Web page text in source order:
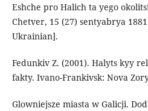
Eshche pro Halich ta yego
Chetver, 15 (27) sentyabrya
Ukrainian].
Fedunkiv Z. (2001). Halyts kyy
fakty. Ivano-Frankivsk: Nova
Glоwniejsze miasta w Galicji.